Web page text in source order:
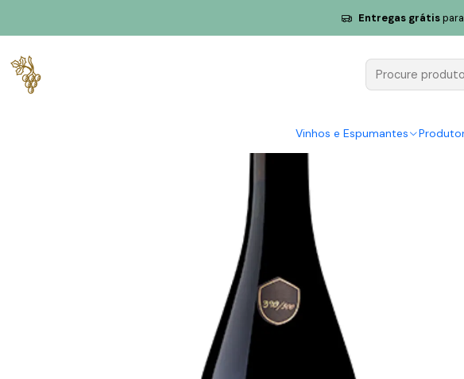
Vinhos e Espumantes
Entregas grátis
Filipa Pato Missão Magnum 2021